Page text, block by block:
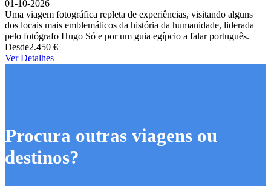
01-10-2026
Uma viagem fotográfica repleta de experiências, visitando alguns
dos locais mais emblemáticos da história da humanidade, liderada
pelo fotógrafo Hugo Só e por um guia egípcio a falar português.
Desde2.450 €
Ver Detalhes
Procura outras viagens ou
destinos?